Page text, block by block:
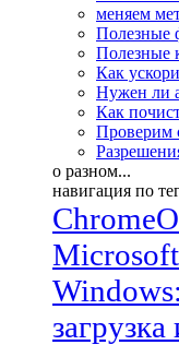
меняем
Полезные
Полезные
Как
Нужен ли
Как
Проверим
о разном...
навигация по